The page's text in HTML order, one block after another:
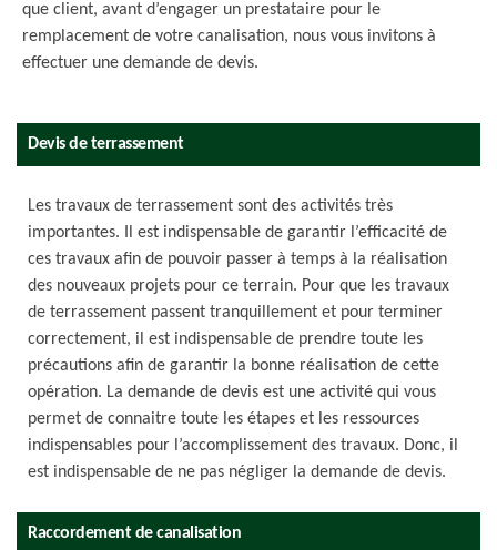
que client, avant d’engager un prestataire pour le
remplacement de votre canalisation, nous vous invitons à
effectuer une demande de devis.
Devis de terrassement
Les travaux de terrassement sont des activités très
importantes. Il est indispensable de garantir l’efficacité de
ces travaux afin de pouvoir passer à temps à la réalisation
des nouveaux projets pour ce terrain. Pour que les travaux
de terrassement passent tranquillement et pour terminer
correctement, il est indispensable de prendre toute les
précautions afin de garantir la bonne réalisation de cette
opération. La demande de devis est une activité qui vous
permet de connaitre toute les étapes et les ressources
indispensables pour l’accomplissement des travaux. Donc, il
est indispensable de ne pas négliger la demande de devis.
Raccordement de canalisation